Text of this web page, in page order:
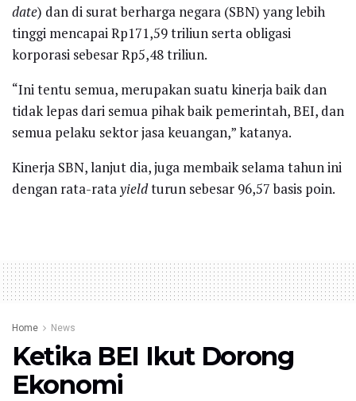
date) dan di surat berharga negara (SBN) yang lebih
tinggi mencapai Rp171,59 triliun serta obligasi
korporasi sebesar Rp5,48 triliun.
“Ini tentu semua, merupakan suatu kinerja baik dan
tidak lepas dari semua pihak baik pemerintah, BEI, dan
semua pelaku sektor jasa keuangan,” katanya.
Kinerja SBN, lanjut dia, juga membaik selama tahun ini
dengan rata-ratayieldturun sebesar 96,57 basis poin.
Home News
Ketika BEI Ikut Dorong
Ekonomi